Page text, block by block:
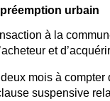
urbain
à la
et
mois à
suspensive